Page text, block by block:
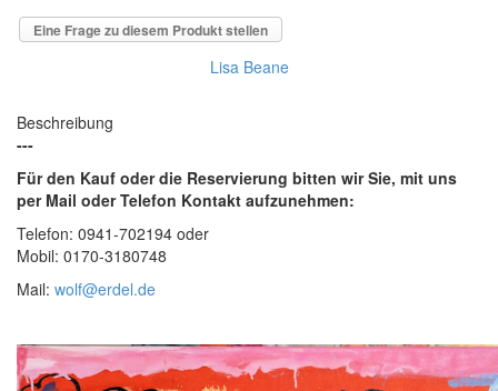
Eine Frage zu diesem Produkt stellen
Lisa Beane
Beschreibung
---
Für den Kauf oder die Reservierung bitten wir Sie, mit uns
per Mail oder Telefon Kontakt aufzunehmen:
Telefon: 0941-702194 oder
Mobil: 0170-3180748
Mail: wolf@erdel.de